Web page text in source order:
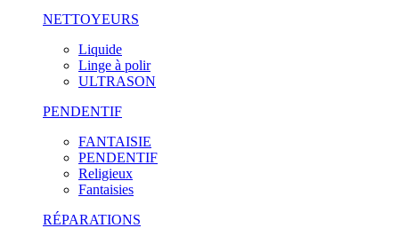
NETTOYEURS
Liquide
Linge à polir
ULTRASON
PENDENTIF
FANTAISIE
PENDENTIF
Religieux
Fantaisies
RÉPARATIONS